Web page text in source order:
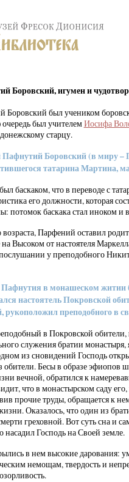
Боровский, игумен и
был учеником
был учителемИосифа
старцу.
Боровский (в миру –
татарина Мартина,
баскаком, что в переводе с
его должности, которая
потомок баскака стал иноком и
Парфений оставил
Высоком от настоятеля
у преподобного
Пафнутия в монашеском
настоятель Покровской
рукоположил преподобного в
в Покровской
служения братии
из сновидений Господь
обители. Бесы в образе
вечной, обратился к
что в монастырском саду
прочие труды, обращается к
Оказалось, что один из
греховной. Вот суть сна
насадил Господь на Своей земле.
в нем высокие дарования:
немощам, твердость и